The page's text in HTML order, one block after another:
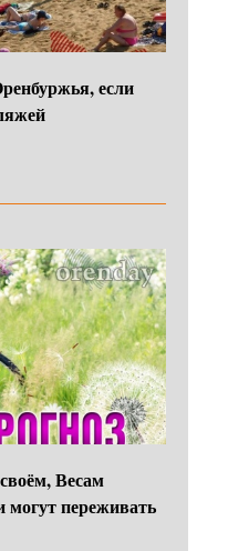
если
Весам
могут переживать